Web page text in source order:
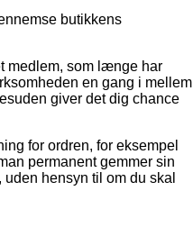
butikkens
medlem, som længe har
en gang i mellem
giver det dig chance
for ordren, for eksempel
permanent gemmer sin
hensyn til om du skal